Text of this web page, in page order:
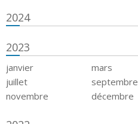
2024
2023
janvier mars
juillet
septembre
novembre
décembre